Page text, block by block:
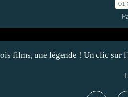
films, une légende ! Un clic